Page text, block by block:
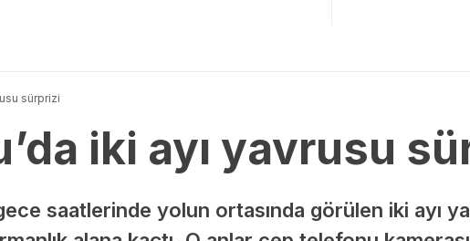
sürprizi
iki ayı yavrusu
saatlerinde yolun ortasında görülen iki ayı